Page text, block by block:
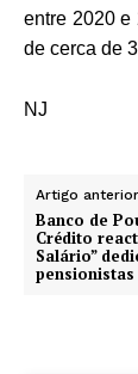
entre 2020 e
de cerca de
NJ
Artigo anterior
Banco de
Crédito
Salário”
pensionistas